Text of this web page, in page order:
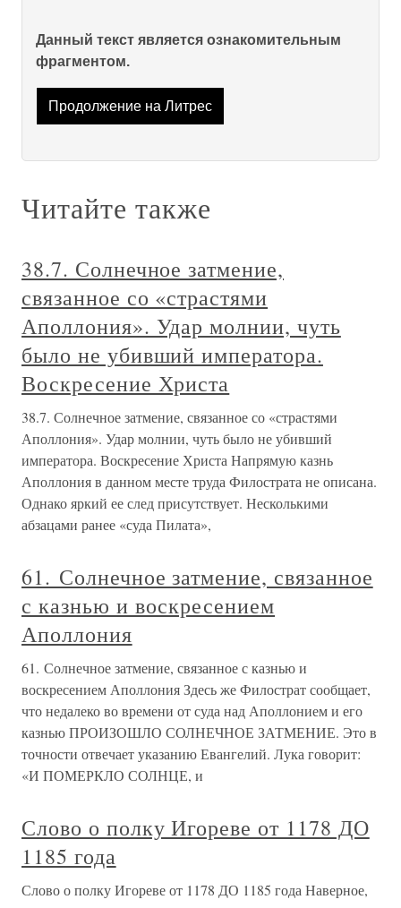
Данный текст является ознакомительным
фрагментом.
Продолжение на Литрес
Читайте также
38.7. Солнечное затмение,
связанное со «страстями
Аполлония». Удар молнии, чуть
было не убивший императора.
Воскресение Христа
38.7. Солнечное затмение, связанное со «страстями
Аполлония». Удар молнии, чуть было не убивший
императора. Воскресение Христа Напрямую казнь
Аполлония в данном месте труда Филострата не описана.
Однако яркий ее след присутствует. Несколькими
абзацами ранее «суда Пилата»,
61. Солнечное затмение, связанное
с казнью и воскресением
Аполлония
61. Солнечное затмение, связанное с казнью и
воскресением Аполлония Здесь же Филострат сообщает,
что недалеко во времени от суда над Аполлонием и его
казнью ПРОИЗОШЛО СОЛНЕЧНОЕ ЗАТМЕНИЕ. Это в
точности отвечает указанию Евангелий. Лука говорит:
«И ПОМЕРКЛО СОЛНЦЕ, и
Слово о полку Игореве от 1178 ДО
1185 года
Слово о полку Игореве от 1178 ДО 1185 года Наверное,